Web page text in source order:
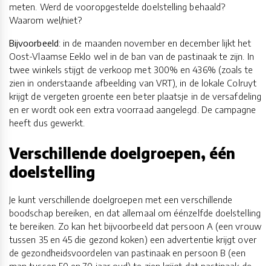
meten. Werd de vooropgestelde doelstelling behaald?
Waarom wel/niet?
Bijvoorbeeld: in de maanden november en december lijkt het
Oost-Vlaamse Eeklo wel in de ban van de pastinaak te zijn. In
twee winkels stijgt de verkoop met 300% en 436% (zoals te
zien in onderstaande afbeelding van VRT), in de lokale Colruyt
krijgt de vergeten groente een beter plaatsje in de versafdeling
en er wordt ook een extra voorraad aangelegd. De campagne
heeft dus gewerkt.
Verschillende doelgroepen, één
doelstelling
Je kunt verschillende doelgroepen met een verschillende
boodschap bereiken, en dat allemaal om éénzelfde doelstelling
te bereiken. Zo kan het bijvoorbeeld dat persoon A (een vrouw
tussen 35 en 45 die gezond koken) een advertentie krijgt over
de gezondheidsvoordelen van pastinaak en persoon B (een